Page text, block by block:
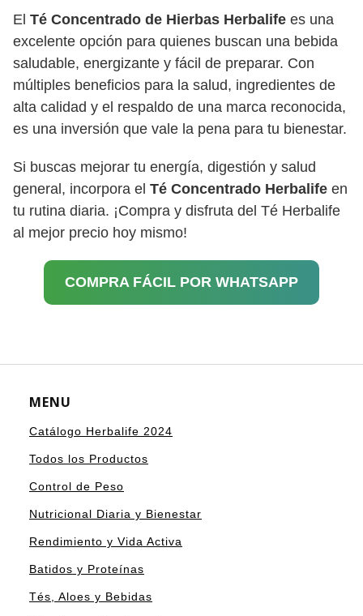
El Té Concentrado de Hierbas Herbalife es una
excelente opción para quienes buscan una bebida
saludable, energizante y fácil de preparar. Con
múltiples beneficios para la salud, ingredientes de
alta calidad y el respaldo de una marca reconocida,
es una inversión que vale la pena para tu bienestar.
Si buscas mejorar tu energía, digestión y salud
general, incorpora el Té Concentrado Herbalife en
tu rutina diaria. ¡Compra y disfruta del Té Herbalife
al mejor precio hoy mismo!
COMPRA FÁCIL POR WHATSAPP
MENU
Catálogo Herbalife 2024
Todos los Productos
Control de Peso
Nutricional Diaria y Bienestar
Rendimiento y Vida Activa
Batidos y Proteínas
Tés, Aloes y Bebidas